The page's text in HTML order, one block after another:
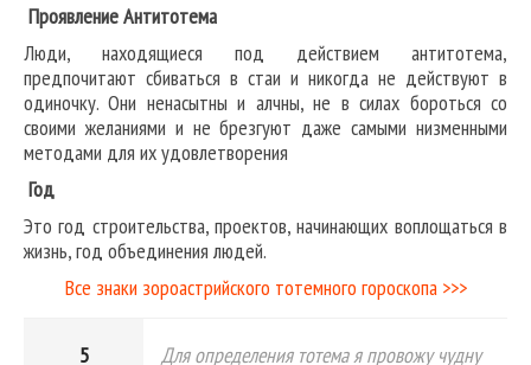
Проявление Антитотема
Люди, находящиеся под действием антитотема,
предпочитают сбиваться в стаи и никогда не действуют в
одиночку. Они ненасытны и алчны, не в силах бороться со
своими желаниями и не брезгуют даже самыми низменными
методами для их удовлетворения
Год
Это год строительства, проектов, начинающих воплощаться в
жизнь, год объединения людей.
Все знаки зороастрийского тотемного гороскопа >>>
5
Для определения тотема я провожу чудну